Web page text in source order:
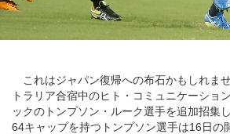
これはジャパン復帰への布石かもしれま
トラリア合宿中のヒト・コミュニケーショ
ックのトンプソン・ルーク選手を追加招集
64キャップを持つトンプソン選手は16日の